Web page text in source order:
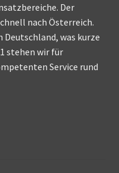
Der
nach Österreich.
was kurze
stehen wir für
Service rund